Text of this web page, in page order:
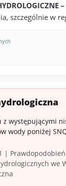
szczególnie w
z występującymi
wody poniżej
|
we